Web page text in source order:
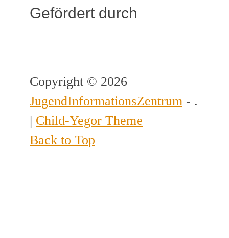
Gefördert durch
Copyright © 2026
JugendInformationsZentrum - .
| Child-Yegor Theme
Back to Top